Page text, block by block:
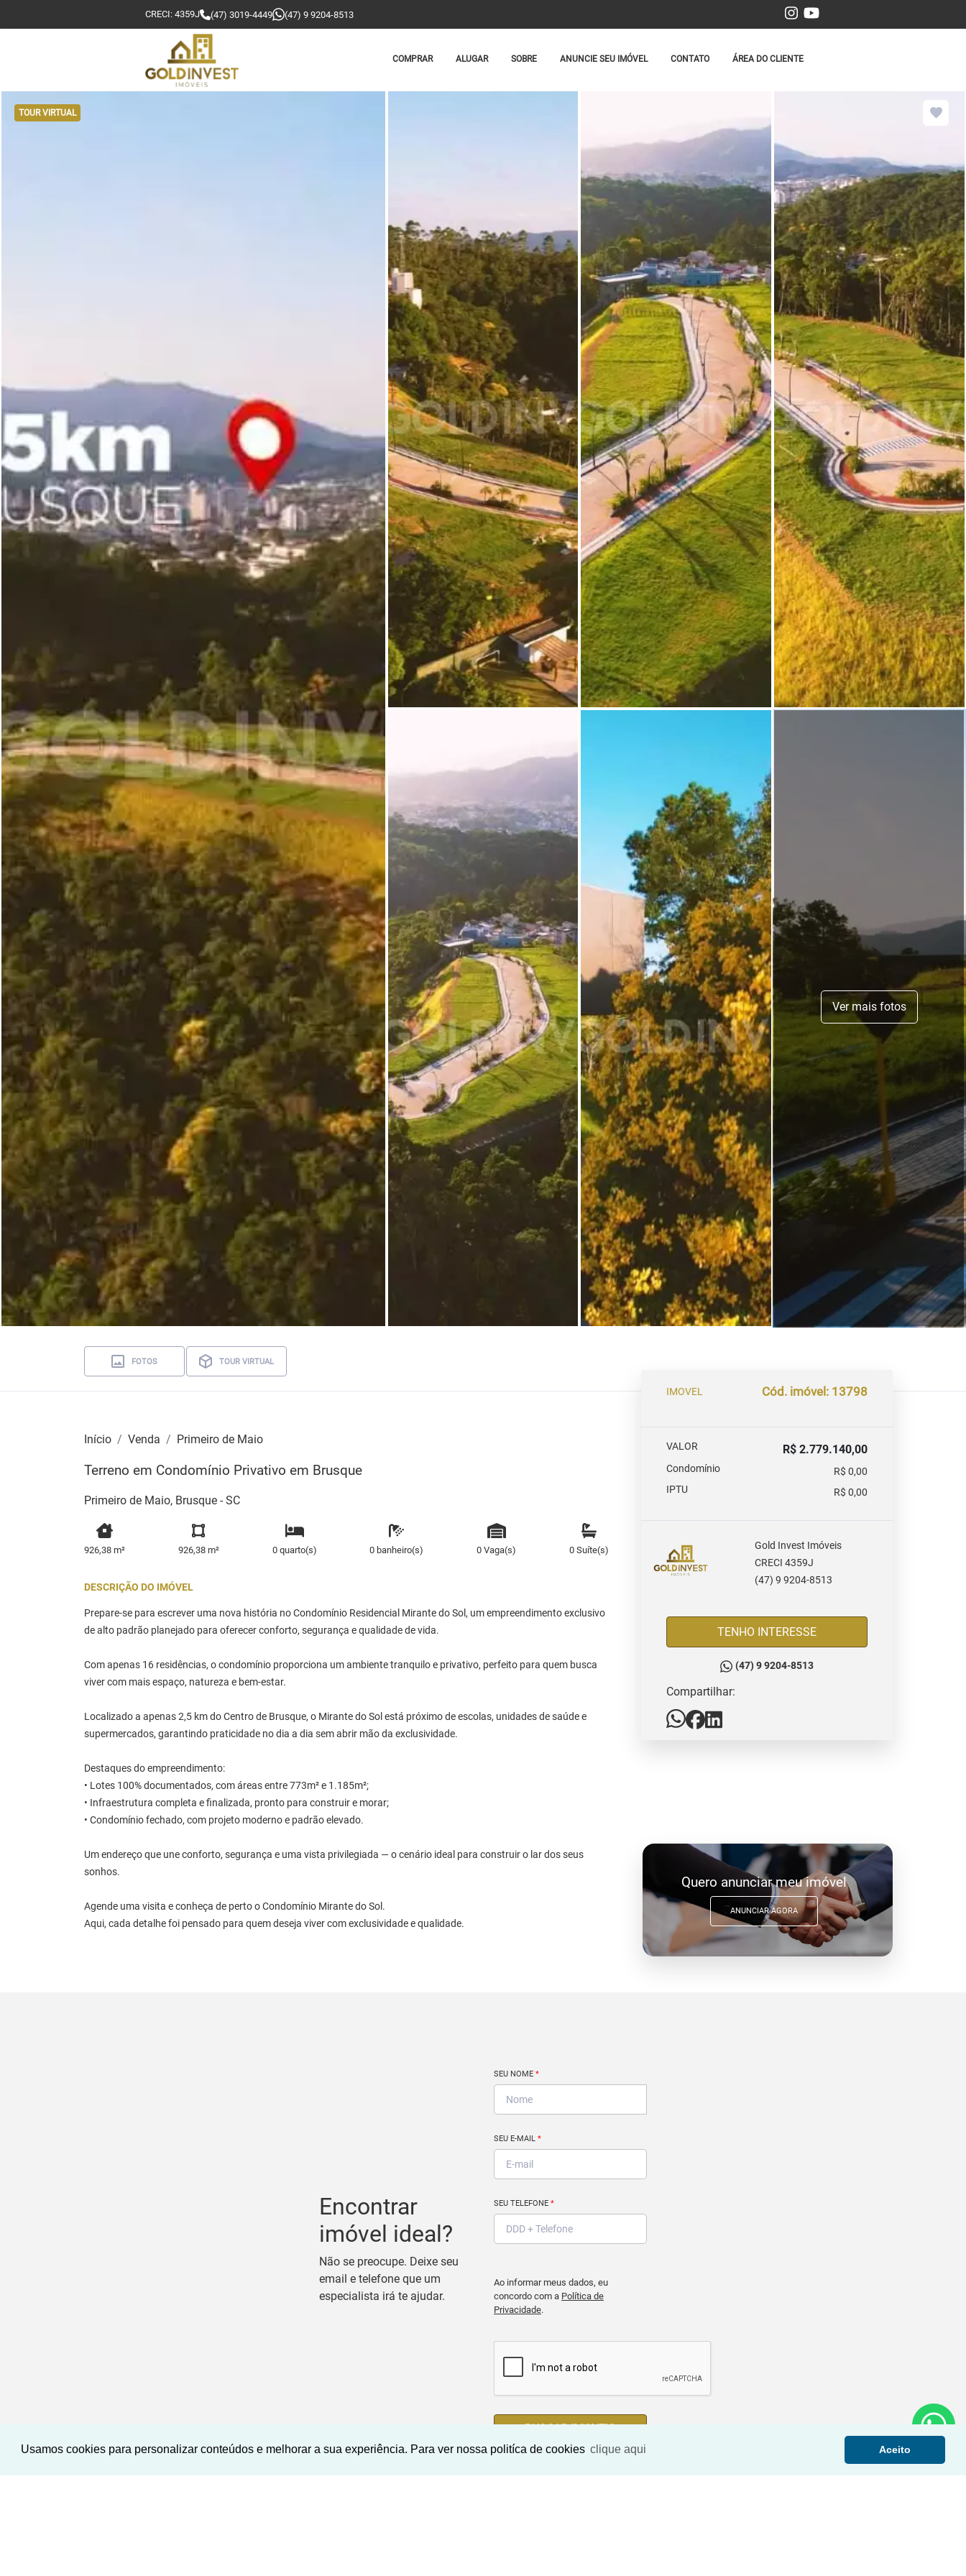
Usamos cookies para personalizar conteúdos e melhorar a sua experiência. Para ver nossa politíca de cookies clique aqui Aceito
CRECI: 4359J (47) 3019-4449 (47) 9 9204-8513
COMPRAR ALUGAR SOBRE ANUNCIE SEU IMÓVEL CONTATO ÁREA DO CLIENTE
TOUR VIRTUAL
Ver mais fotos
FOTOS TOUR VIRTUAL
Início Venda Primeiro de Maio
Terreno em Condomínio Privativo em Brusque
Primeiro de Maio, Brusque - SC
926,38 m² 926,38 m² 0 quarto(s) 0 banheiro(s) 0 Vaga(s) 0 Suíte(s)
DESCRIÇÃO DO IMÓVEL
Prepare-se para escrever uma nova história no Condomínio Residencial Mirante do Sol, um empreendimento exclusivo
de alto padrão planejado para oferecer conforto, segurança e qualidade de vida.
Com apenas 16 residências, o condomínio proporciona um ambiente tranquilo e privativo, perfeito para quem busca
viver com mais espaço, natureza e bem-estar.
Localizado a apenas 2,5 km do Centro de Brusque, o Mirante do Sol está próximo de escolas, unidades de saúde e
supermercados, garantindo praticidade no dia a dia sem abrir mão da exclusividade.
Destaques do empreendimento:
• Lotes 100% documentados, com áreas entre 773m² e 1.185m²;
• Infraestrutura completa e finalizada, pronto para construir e morar;
• Condomínio fechado, com projeto moderno e padrão elevado.
Um endereço que une conforto, segurança e uma vista privilegiada — o cenário ideal para construir o lar dos seus
sonhos.
Agende uma visita e conheça de perto o Condomínio Mirante do Sol.
Aqui, cada detalhe foi pensado para quem deseja viver com exclusividade e qualidade.
IMOVEL Cód. imóvel: 13798
VALOR R$ 2.779.140,00
Condomínio
R$ 0,00
IPTU
R$ 0,00
Gold Invest Imóveis
CRECI 4359J
(47) 9 9204-8513
TENHO INTERESSE
(47) 9 9204-8513
Compartilhar:
Quero anunciar meu imóvel
ANUNCIAR AGORA
Encontrar
imóvel ideal?
Não se preocupe. Deixe seu
email e telefone que um
especialista irá te ajudar.
SEU NOME *
SEU E-MAIL *
SEU TELEFONE *
Ao informar meus dados, eu
concordo com a Política de
Privacidade.